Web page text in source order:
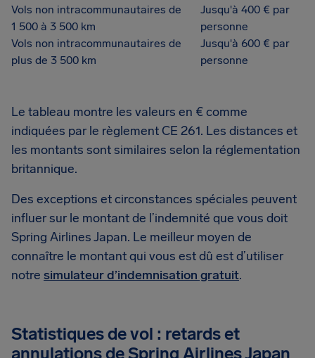
Vols non intracommunautaires de
1 500 à 3 500 km
Jusqu'à 400 € par
personne
Vols non intracommunautaires de
plus de 3 500 km
Jusqu'à 600 € par
personne
Le tableau montre les valeurs en € comme
indiquées par le règlement CE 261. Les distances et
les montants sont similaires selon la réglementation
britannique.
Des exceptions et circonstances spéciales peuvent
influer sur le montant de l’indemnité que vous doit
Spring Airlines Japan. Le meilleur moyen de
connaître le montant qui vous est dû est d’utiliser
notre simulateur d’indemnisation gratuit.
Statistiques de vol : retards et
annulations de Spring Airlines Japan